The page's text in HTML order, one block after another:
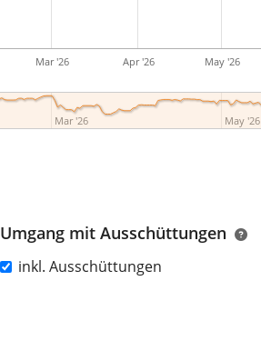
Mar '26 Apr '26 May '26
Mar '26 May '26
Umgang mit Ausschüttungen
inkl. Ausschüttungen